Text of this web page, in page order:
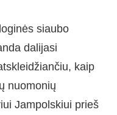
siaubo
dalijasi
kaip
nuomonių
Jampolskiui prieš